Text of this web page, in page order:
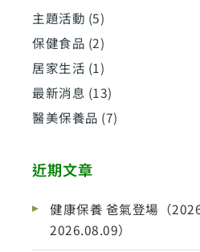
主題活動 (5)
保健食品 (2)
居家生活 (1)
最新消息 (13)
醫美保養品 (7)
近期文章
健康保養 爸氣登場（
2026.08.09）